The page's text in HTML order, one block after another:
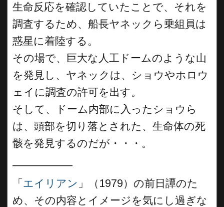
生命反応を確認していたことで、それを
調査するため、船長ヤネックら乗組員は
惑星に着陸する。
その場で、巨大な人工ドームのような山
を発見し、ヤネックは、ショウやホロウ
ェイに調査の許可を出す。
そして、ドーム内部に入ったショウら
は、頭部を切り落とされた、生命体の死
骸を発見するのだが・・・。
「 エイリアン 」（1979）の前日譚のた
め、その内容とイメージを気にし過ぎな